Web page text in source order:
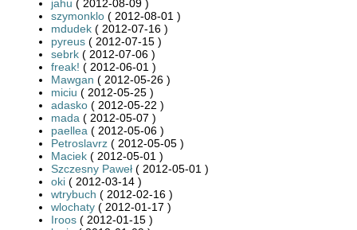
jahu ( 2012-08-09 )
szymonklo ( 2012-08-01 )
mdudek ( 2012-07-16 )
pyreus ( 2012-07-15 )
sebrk ( 2012-07-06 )
freak! ( 2012-06-01 )
Mawgan ( 2012-05-26 )
miciu ( 2012-05-25 )
adasko ( 2012-05-22 )
mada ( 2012-05-07 )
paellea ( 2012-05-06 )
Petroslavrz ( 2012-05-05 )
Maciek ( 2012-05-01 )
Szczesny Paweł ( 2012-05-01 )
oki ( 2012-03-14 )
wtrybuch ( 2012-02-16 )
wlochaty ( 2012-01-17 )
Iroos ( 2012-01-15 )